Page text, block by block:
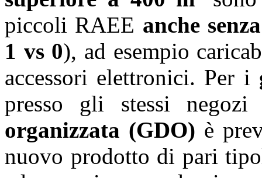
piccoli RAEE anche
1 vs 0), ad esempio
accessori elettronici. Per i
presso gli stessi
organizzata (GDO) è
nuovo prodotto di pari